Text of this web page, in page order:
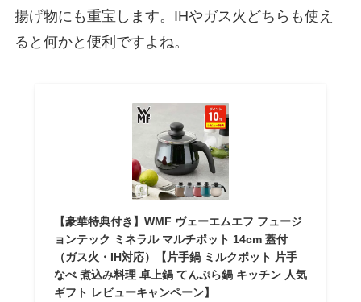
揚げ物にも重宝します。IHやガス火どちらも使え
ると何かと便利ですよね。
【豪華特典付き】WMF ヴェーエムエフ フュージ
ョンテック ミネラル マルチポット 14cm 蓋付
（ガス火・IH対応）【片手鍋 ミルクポット 片手
なべ 煮込み料理 卓上鍋 てんぷら鍋 キッチン 人気
ギフト レビューキャンペーン】